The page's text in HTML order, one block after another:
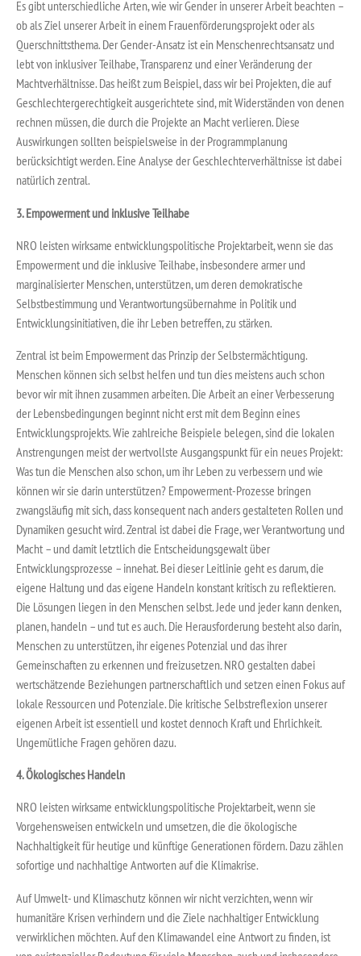
Es gibt unterschiedliche Arten, wie wir Gender in unserer Arbeit beachten –
ob als Ziel unserer Arbeit in einem Frauenförderungsprojekt oder als
Querschnittsthema. Der Gender-Ansatz ist ein Menschenrechtsansatz und
lebt von inklusiver Teilhabe, Transparenz und einer Veränderung der
Machtverhältnisse. Das heißt zum Beispiel, dass wir bei Projekten, die auf
Geschlechtergerechtigkeit ausgerichtete sind, mit Widerständen von denen
rechnen müssen, die durch die Projekte an Macht verlieren. Diese
Auswirkungen sollten beispielsweise in der Programmplanung
berücksichtigt werden. Eine Analyse der Geschlechterverhältnisse ist dabei
natürlich zentral.
3. Empowerment und inklusive Teilhabe
NRO leisten wirksame entwicklungspolitische Projektarbeit, wenn sie das
Empowerment und die inklusive Teilhabe, insbesondere armer und
marginalisierter Menschen, unterstützen, um deren demokratische
Selbstbestimmung und Verantwortungsübernahme in Politik und
Entwicklungsinitiativen, die ihr Leben betreffen, zu stärken.
Zentral ist beim Empowerment das Prinzip der Selbstermächtigung.
Menschen können sich selbst helfen und tun dies meistens auch schon
bevor wir mit ihnen zusammen arbeiten. Die Arbeit an einer Verbesserung
der Lebensbedingungen beginnt nicht erst mit dem Beginn eines
Entwicklungsprojekts. Wie zahlreiche Beispiele belegen, sind die lokalen
Anstrengungen meist der wertvollste Ausgangspunkt für ein neues Projekt:
Was tun die Menschen also schon, um ihr Leben zu verbessern und wie
können wir sie darin unterstützen? Empowerment-Prozesse bringen
zwangsläufig mit sich, dass konsequent nach anders gestalteten Rollen und
Dynamiken gesucht wird. Zentral ist dabei die Frage, wer Verantwortung und
Macht – und damit letztlich die Entscheidungsgewalt über
Entwicklungsprozesse – innehat. Bei dieser Leitlinie geht es darum, die
eigene Haltung und das eigene Handeln konstant kritisch zu reflektieren.
Die Lösungen liegen in den Menschen selbst. Jede und jeder kann denken,
planen, handeln – und tut es auch. Die Herausforderung besteht also darin,
Menschen zu unterstützen, ihr eigenes Potenzial und das ihrer
Gemeinschaften zu erkennen und freizusetzen. NRO gestalten dabei
wertschätzende Beziehungen partnerschaftlich und setzen einen Fokus auf
lokale Ressourcen und Potenziale. Die kritische Selbstreflexion unserer
eigenen Arbeit ist essentiell und kostet dennoch Kraft und Ehrlichkeit.
Ungemütliche Fragen gehören dazu.
4. Ökologisches Handeln
NRO leisten wirksame entwicklungspolitische Projektarbeit, wenn sie
Vorgehensweisen entwickeln und umsetzen, die die ökologische
Nachhaltigkeit für heutige und künftige Generationen fördern. Dazu zählen
sofortige und nachhaltige Antworten auf die Klimakrise.
Auf Umwelt- und Klimaschutz können wir nicht verzichten, wenn wir
humanitäre Krisen verhindern und die Ziele nachhaltiger Entwicklung
verwirklichen möchten. Auf den Klimawandel eine Antwort zu finden, ist